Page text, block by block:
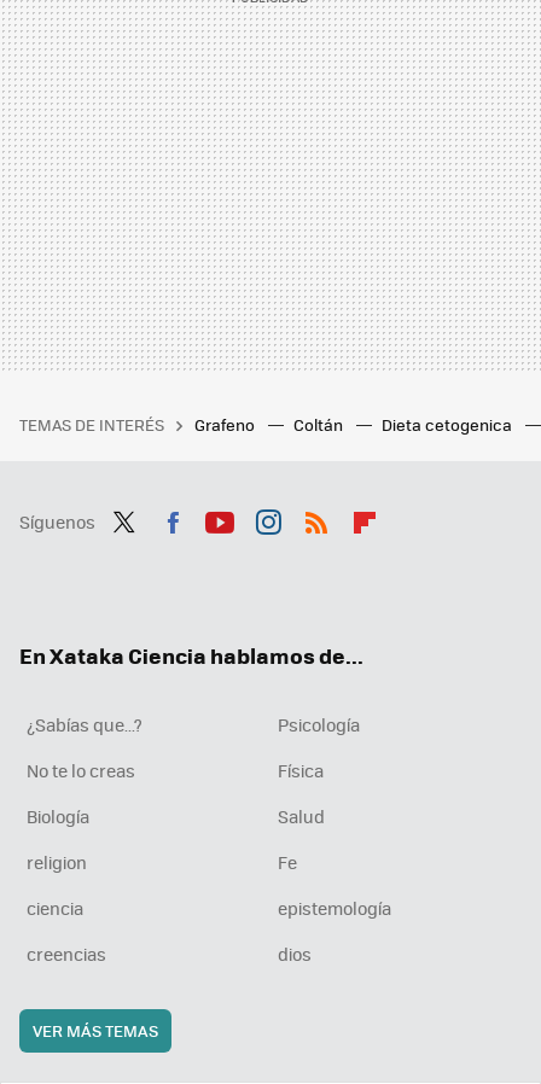
TEMAS DE INTERÉS Grafeno Coltán Dieta cetogenica
Síguenos
En Xataka Ciencia hablamos de...
¿Sabías que...?
Psicología
No te lo creas
Física
Biología
Salud
religion
Fe
ciencia
epistemología
creencias
dios
VER MÁS TEMAS